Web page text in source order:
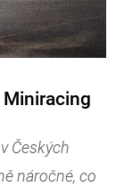
Českých
náročné, co